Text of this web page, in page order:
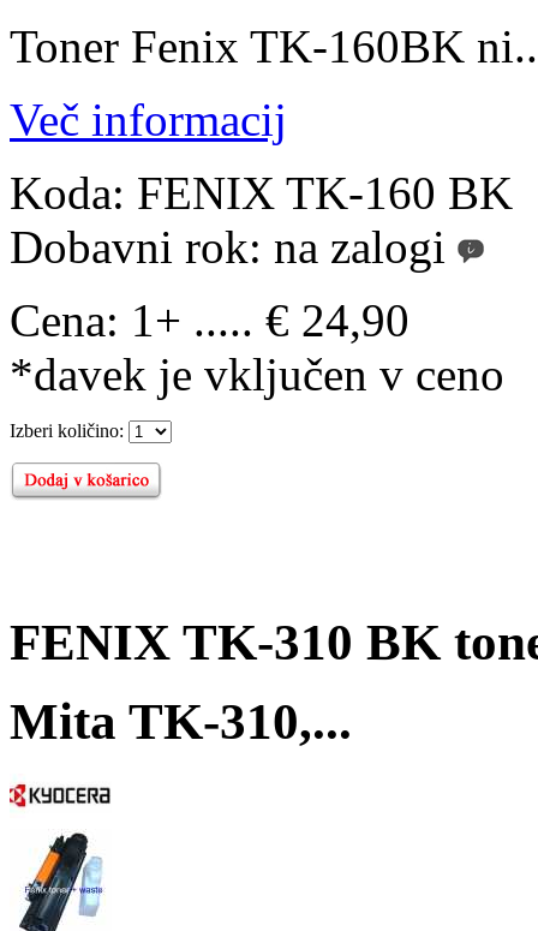
Toner Fenix TK-160BK
Več informacij
Koda: FENIX TK-160 BK
Dobavni rok: na zalogi
Cena: 1+ ..... € 24,90
*davek je vključen v ceno
Izberi količino:
FENIX TK-310 BK
Mita TK-310,...